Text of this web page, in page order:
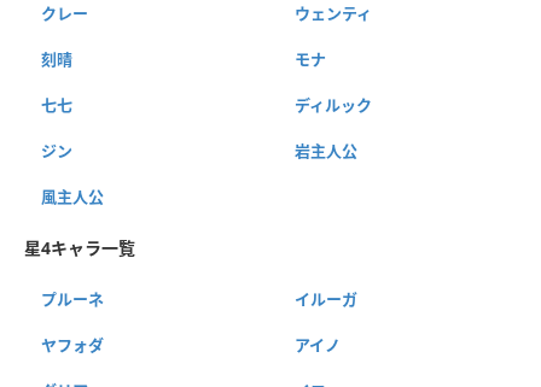
クレー ウェンティ
刻晴 モナ
七七 ディルック
ジン 岩主人公
風主人公
星4キャラ一覧
プルーネ イルーガ
ヤフォダ アイノ